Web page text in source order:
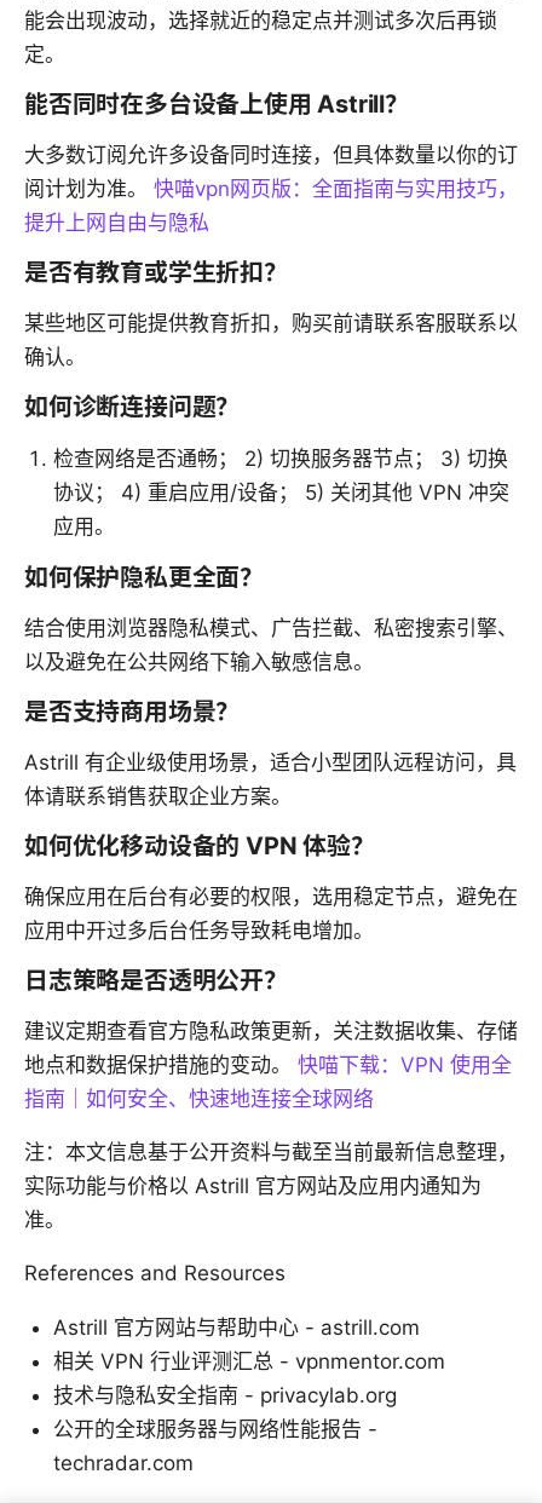
能会出现波动，选择就近的稳定点并测试多次后再锁
定。
能否同时在多台设备上使用 Astrill？
大多数订阅允许多设备同时连接，但具体数量以你的订
阅计划为准。 快喵vpn网页版：全面指南与实用技巧，
提升上网自由与隐私
是否有教育或学生折扣？
某些地区可能提供教育折扣，购买前请联系客服联系以
确认。
如何诊断连接问题？
检查网络是否通畅； 2) 切换服务器节点； 3) 切换
协议； 4) 重启应用/设备； 5) 关闭其他 VPN 冲突
应用。
如何保护隐私更全面？
结合使用浏览器隐私模式、广告拦截、私密搜索引擎、
以及避免在公共网络下输入敏感信息。
是否支持商用场景？
Astrill 有企业级使用场景，适合小型团队远程访问，具
体请联系销售获取企业方案。
如何优化移动设备的 VPN 体验？
确保应用在后台有必要的权限，选用稳定节点，避免在
应用中开过多后台任务导致耗电增加。
日志策略是否透明公开？
建议定期查看官方隐私政策更新，关注数据收集、存储
地点和数据保护措施的变动。 快喵下载：VPN 使用全
指南｜如何安全、快速地连接全球网络
注：本文信息基于公开资料与截至当前最新信息整理，
实际功能与价格以 Astrill 官方网站及应用内通知为
准。
References and Resources
Astrill 官方网站与帮助中心 - astrill.com
相关 VPN 行业评测汇总 - vpnmentor.com
技术与隐私安全指南 - privacylab.org
公开的全球服务器与网络性能报告 -
techradar.com